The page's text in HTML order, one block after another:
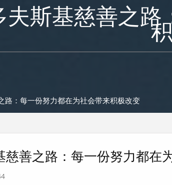
夫斯基慈善之
路：每一份努力都在为社会带来积极改变
慈善之路：每一份努力都在